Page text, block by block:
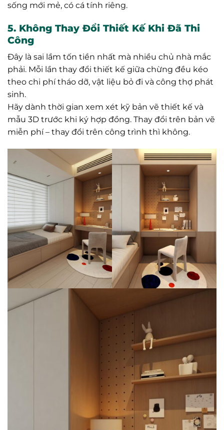
sống mới mẻ, có cá tính riêng.
5. Không Thay Đổi Thiết Kế Khi Đã Thi
Công
Đây là sai lầm tốn tiền nhất mà nhiều chủ nhà mắc
phải. Mỗi lần thay đổi thiết kế giữa chừng đều kéo
theo chi phí tháo dỡ, vật liệu bỏ đi và công thợ phát
sinh.
Hãy dành thời gian xem xét kỹ bản vẽ thiết kế và
mẫu 3D trước khi ký hợp đồng. Thay đổi trên bản vẽ
miễn phí – thay đổi trên công trình thì không.